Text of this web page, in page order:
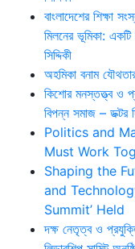
বাংলাদেশের শিক্ষা
মিলনের ভূমিকা: একটি
সিদ্দিকী
অহমিকা বনাম
কিশোর মনস্তত্ত্ব ও
বিপন্ন সমাজ – ডক্টর
Politics and
Must Work
Shaping the
and
Summit’ Held
দক্ষ নেতৃত্ব ও